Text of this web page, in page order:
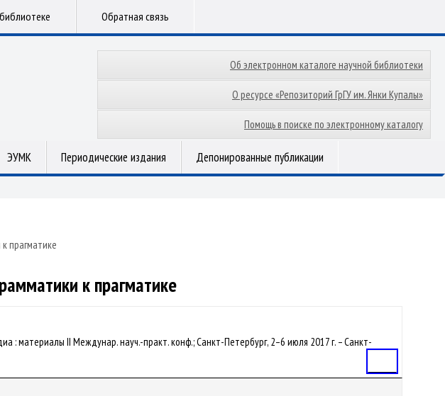
Обратная связь
Об электронном каталоге научной библиотеки
О ресурсе «Репозиторий ГрГУ им. Янки Купалы»
Помощь в поиске по электронному каталогу
ЭУМК Периодические издания Депонированные публикации
прагматике
к прагматике
: материалы II Междунар. науч.-практ. конф.; Санкт-Петербург, 2–6 июля 2017 г. – Санкт-